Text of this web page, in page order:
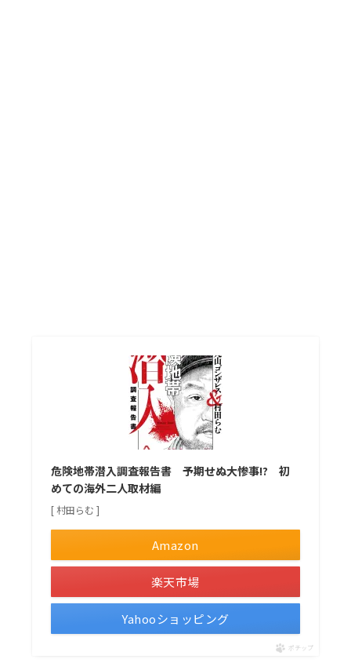
危険地帯潜入調査報告書 予期せぬ大惨事!? 初
めての海外二人取材編
[ 村田らむ ]
Amazon
楽天市場
Yahooショッピング
ポチップ